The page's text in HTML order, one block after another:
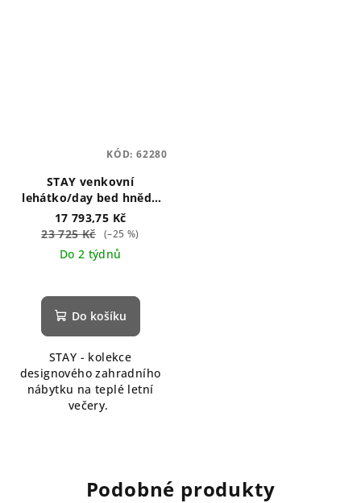
STAY venkovní
lehátko/day bed hnědý
120 x 190 cm
17 793,75 Kč
23 725 Kč (–25 %)
Do 2 týdnů
Do košíku
STAY - kolekce
designového zahradního
nábytku na teplé letní
večery.
KÓD: 62280
Podobné produkty